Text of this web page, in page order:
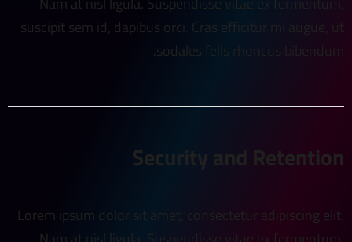
suscipit sem id, dapibus orci. Cras efficitur mi augue, ut
sodales felis rhoncus bibendum.
Security and Retention
Lorem ipsum dolor sit amet, consectetur adipiscing elit.